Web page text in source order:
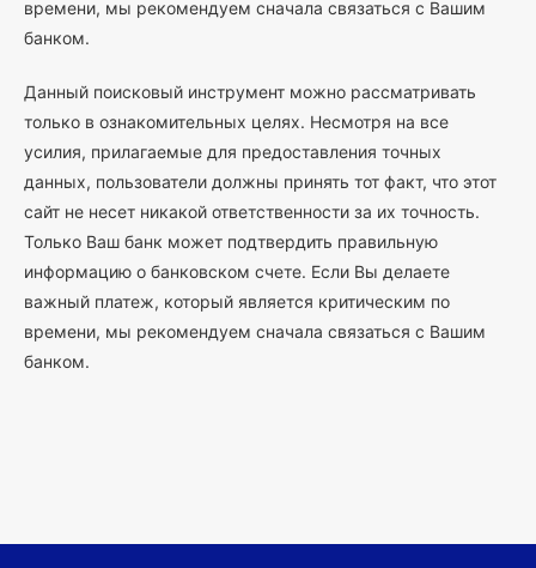
времени, мы рекомендуем сначала связаться с Вашим
банком.
Данный поисковый инструмент можно рассматривать
только в ознакомительных целях. Несмотря на все
усилия, прилагаемые для предоставления точных
данных, пользователи должны принять тот факт, что этот
сайт не несет никакой ответственности за их точность.
Только Ваш банк может подтвердить правильную
информацию о банковском счете. Если Вы делаете
важный платеж, который является критическим по
времени, мы рекомендуем сначала связаться с Вашим
банком.